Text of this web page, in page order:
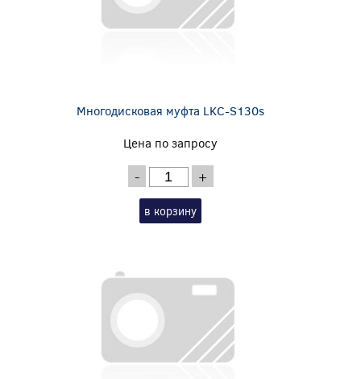
Многодисковая муфта LKC-S130s
Цена по запросу
- +
в корзину